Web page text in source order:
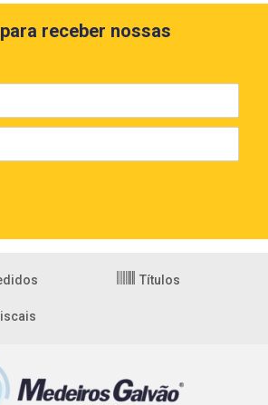
receber nossas
Títulos